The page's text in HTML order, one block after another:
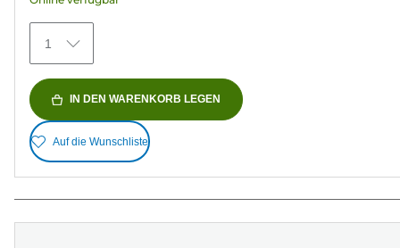
148
Bewertungen
1
IN DEN WARENKORB LEGEN
Auf die Wunschliste